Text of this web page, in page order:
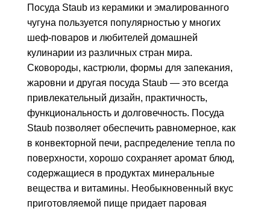
Посуда Staub из керамики и эмалированного
чугуна пользуется популярностью у многих
шеф-поваров и любителей домашней
кулинарии из различных стран мира.
Сковороды, кастрюли, формы для запекания,
жаровни и другая посуда Staub — это всегда
привлекательный дизайн, практичность,
функциональность и долговечность. Посуда
Staub позволяет обеспечить равномерное, как
в конвекторной печи, распределение тепла по
поверхности, хорошо сохраняет аромат блюд,
содержащиеся в продуктах минеральные
вещества и витамины. Необыкновенный вкус
приготовляемой пище придает паровая